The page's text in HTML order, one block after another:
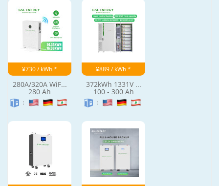
¥730 / kWh *
280A/320A WiF...
280 Ah
：
¥889 / kWh *
372kWh 1331V ...
100 - 300 Ah
：